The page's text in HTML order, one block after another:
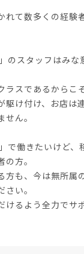
れて数多くの経験
のスタッフはみな
スであるからこそ
駆け付け、お店は
ん。
で働きたいけど、
方。
も、今は無所属
い。
るよう全力でサ